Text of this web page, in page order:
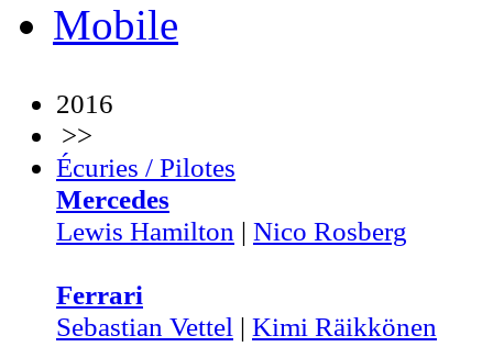
Mobile
2016
>>
Écuries / Pilotes
Mercedes
Lewis Hamilton | Nico Rosberg
Ferrari
Sebastian Vettel | Kimi Räikkönen